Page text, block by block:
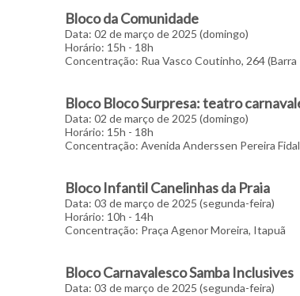
Bloco da Comunidade
Data: 02 de março de 2025 (domingo)
Horário: 15h - 18h
Concentração: Rua Vasco Coutinho, 264 (Barra
Bloco Bloco Surpresa: teatro
Data: 02 de março de 2025 (domingo)
Horário: 15h - 18h
Concentração: Avenida Anderssen Pereira
Bloco Infantil Canelinhas da Praia
Data: 03 de março de 2025 (segunda-feira)
Horário: 10h - 14h
Concentração: Praça Agenor Moreira, Itapuã
Bloco Carnavalesco Samba Inclusives
Data: 03 de março de 2025 (segunda-feira)